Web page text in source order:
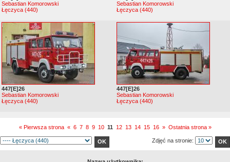
Sebastian Komorowski
Łęczyca (440)
Sebastian Komorowski
Łęczyca (440)
447[E]26
Sebastian Komorowski
Łęczyca (440)
447[E]26
Sebastian Komorowski
Łęczyca (440)
« Pierwsza strona « 6 7 8 9 10 11 12 13 14 15 16 » Ostatnia strona »
Zdjęć na stronie: